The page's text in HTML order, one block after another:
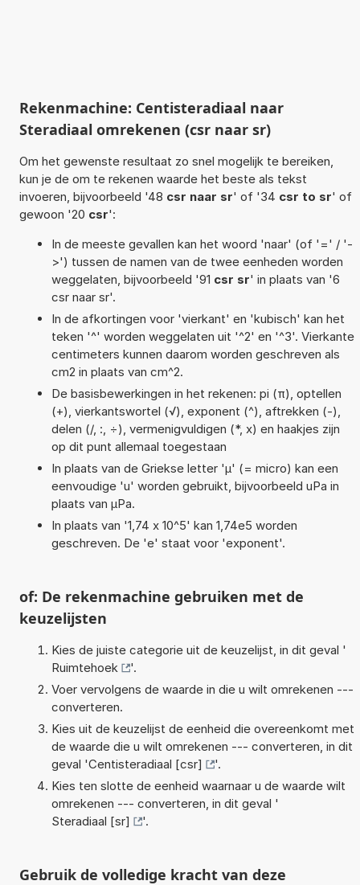
Rekenmachine: Centisteradiaal naar
Steradiaal omrekenen (csr naar sr)
Om het gewenste resultaat zo snel mogelijk te bereiken,
kun je de om te rekenen waarde het beste als tekst
invoeren, bijvoorbeeld '48 csr naar sr' of '34 csr to sr' of
gewoon '20 csr':
In de meeste gevallen kan het woord 'naar' (of '=' / '-
>') tussen de namen van de twee eenheden worden
weggelaten, bijvoorbeeld '91 csr sr' in plaats van '6
csr naar sr'.
In de afkortingen voor 'vierkant' en 'kubisch' kan het
teken '^' worden weggelaten uit '^2' en '^3'. Vierkante
centimeters kunnen daarom worden geschreven als
cm2 in plaats van cm^2.
De basisbewerkingen in het rekenen: pi (π), optellen
(+), vierkantswortel (√), exponent (^), aftrekken (-),
delen (/, :, ÷), vermenigvuldigen (*, x) en haakjes zijn
op dit punt allemaal toegestaan
In plaats van de Griekse letter 'µ' (= micro) kan een
eenvoudige 'u' worden gebruikt, bijvoorbeeld uPa in
plaats van µPa.
In plaats van '1,74 x 10^5' kan 1,74e5 worden
geschreven. De 'e' staat voor 'exponent'.
of: De rekenmachine gebruiken met de
keuzelijsten
Kies de juiste categorie uit de keuzelijst, in dit geval '
Ruimtehoek
'.
Voer vervolgens de waarde in die u wilt omrekenen ---
converteren.
Kies uit de keuzelijst de eenheid die overeenkomt met
de waarde die u wilt omrekenen --- converteren, in dit
geval 'Centisteradiaal [csr]
'.
Kies ten slotte de eenheid waarnaar u de waarde wilt
omrekenen --- converteren, in dit geval '
Steradiaal [sr]
'.
Gebruik de volledige kracht van deze